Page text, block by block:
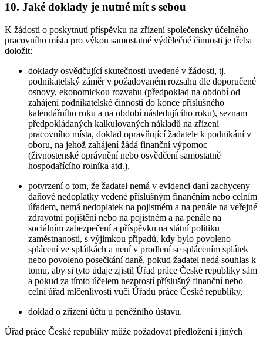
10. Jaké doklady je nutné mít s sebou
K žádosti o poskytnutí příspěvku na zřízení společensky účelného
pracovního místa pro výkon samostatné výdělečné činnosti je třeba
doložit:
doklady osvědčující skutečnosti uvedené v žádosti, tj.
podnikatelský záměr v požadovaném rozsahu dle doporučené
osnovy, ekonomickou rozvahu (předpoklad na období od
zahájení podnikatelské činnosti do konce příslušného
kalendářního roku a na období následujícího roku), seznam
předpokládaných kalkulovaných nákladů na zřízení
pracovního místa, doklad opravňující žadatele k podnikání v
oboru, na jehož zahájení žádá finanční výpomoc
(živnostenské oprávnění nebo osvědčení samostatně
hospodařícího rolníka atd.),
potvrzení o tom, že žadatel nemá v evidenci daní zachyceny
daňové nedoplatky vedené příslušným finančním nebo celním
úřadem, nemá nedoplatek na pojistném a na penále na veřejné
zdravotní pojištění nebo na pojistném a na penále na
sociálním zabezpečení a příspěvku na státní politiku
zaměstnanosti, s výjimkou případů, kdy bylo povoleno
splácení ve splátkách a není v prodlení se splácením splátek
nebo povoleno posečkání daně, pokud žadatel nedá souhlas k
tomu, aby si tyto údaje zjistil Úřad práce České republiky sám
a pokud za tímto účelem nezprostí příslušný finanční nebo
celní úřad mlčenlivosti vůči Úřadu práce České republiky,
doklad o zřízení účtu u peněžního ústavu.
Úřad práce České republiky může požadovat předložení i jiných